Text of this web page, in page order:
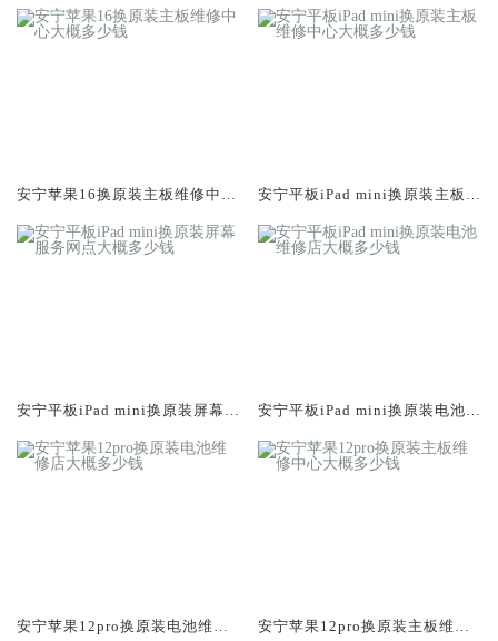
安宁苹果16换原装主板维修中心
安宁平板iPad mini换原装主板维
安宁平板iPad mini换原装屏幕服
安宁平板iPad mini换原装电池维
安宁苹果12pro换原装电池维修
安宁苹果12pro换原装主板维修